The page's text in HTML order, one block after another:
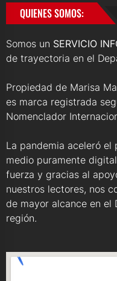
QUIENES SOMOS:
Somos un SERVICIO
de trayectoria en el
Propiedad de Marisa
es marca registrada
Nomenclador
La pandemia aceleró el
medio puramente
fuerza y gracias al
nuestros lectores, nos
de mayor alcance en el
región.